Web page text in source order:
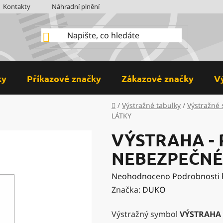
Kontakty Náhradní plnění
Příkazové značky Zákazové značky
Domů
/ Výstražné tabulky / Výstražné
LÁTKY
VÝSTRAHA -
Průměrné
hodnocení
je
Neohodnoceno Podrobnosti
Značka: DUKO
Výstražný symbol